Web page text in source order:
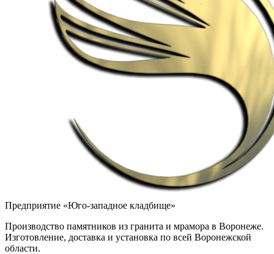
Предприятие «Юго-западное кладбище»
Производство памятников из гранита и мрамора в Воронеже.
Изготовление, доставка и установка по всей Воронежской
области.